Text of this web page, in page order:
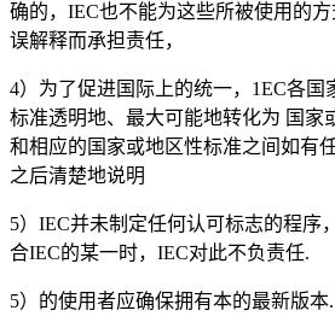
确的，IEC也不能为这些所被使用的
误解释而承担责任，
4）为了促进国际上的统一，1EC各国
标准透明地、最大可能地转化为 国家
和相应的国家或地区性标准之间如有
之后清楚地说明
5）IEC并未制定任何认可标志的程序
合IEC的某一时，IEC对此不负责任.
5）的使用者应确保拥有本的最新版本.